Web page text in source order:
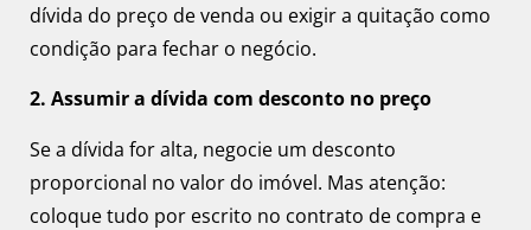
dívida do preço de venda ou exigir a quitação como
condição para fechar o negócio.
2. Assumir a dívida com desconto no preço
Se a dívida for alta, negocie um desconto
proporcional no valor do imóvel. Mas atenção:
coloque tudo por escrito no contrato de compra e